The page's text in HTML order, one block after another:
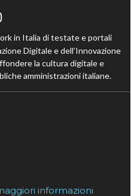
in Italia di testate e portali
Digitale e dell’Innovazione
la cultura digitale e
amministrazioni italiane.
informazioni